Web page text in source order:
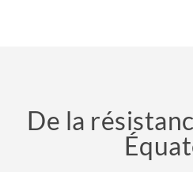
De la